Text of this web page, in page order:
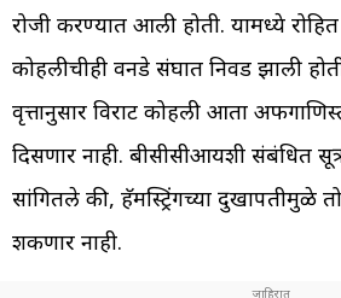
रोजी करण्यात आली होती. यामध्ये रोहित
कोहलीचीही वनडे संघात निवड झाली
वृत्तानुसार विराट कोहली आता
दिसणार नाही. बीसीसीआयशी संबंधित
सांगितले की, हॅमस्ट्रिंगच्या दुखापतीमुळे
शकणार नाही.